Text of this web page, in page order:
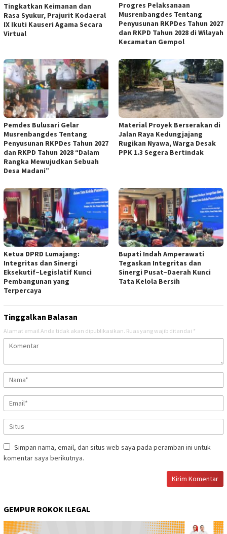
Tingkatkan Keimanan dan
Rasa Syukur, Prajurit Kodaeral
IX Ikuti Kauseri Agama Secara
Virtual
Progres Pelaksanaan
Musrenbangdes Tentang
Penyusunan RKPDes Tahun 2027
dan RKPD Tahun 2028 di Wilayah
Kecamatan Gempol
Pemdes Bulusari Gelar
Musrenbangdes Tentang
Penyusunan RKPDes Tahun 2027
dan RKPD Tahun 2028 “Dalam
Rangka Mewujudkan Sebuah
Desa Madani”
Material Proyek Berserakan di
Jalan Raya Kedungjajang
Rugikan Nyawa, Warga Desak
PPK 1.3 Segera Bertindak
Ketua DPRD Lumajang:
Integritas dan Sinergi
Eksekutif–Legislatif Kunci
Pembangunan yang
Terpercaya
Bupati Indah Amperawati
Tegaskan Integritas dan
Sinergi Pusat–Daerah Kunci
Tata Kelola Bersih
Tinggalkan Balasan
Alamat email Anda tidak akan dipublikasikan. Ruas yang wajib ditandai *
Simpan nama, email, dan situs web saya pada peramban ini untuk
komentar saya berikutnya.
GEMPUR ROKOK ILEGAL